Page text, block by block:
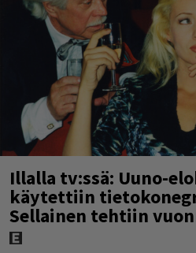
Illalla tv:ssä: Uuno-
käytettiin
Sellainen tehtiin